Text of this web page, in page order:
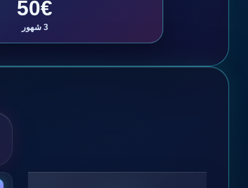
50€
3 شهور